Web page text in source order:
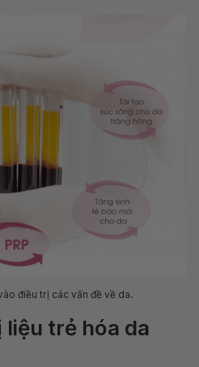
điều trị các vấn đề về da.
trẻ hóa da